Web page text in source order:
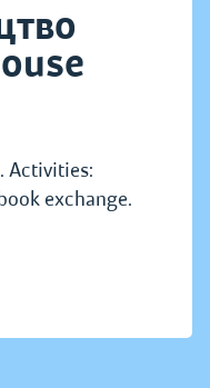
Activities:
exchange.